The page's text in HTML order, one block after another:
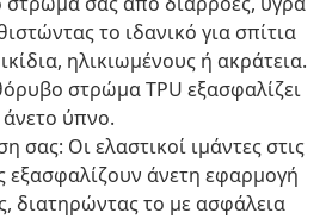
το ιδανικό για σπίτια
ηλικιωμένους ή ακράτεια.
στρώμα TPU εξασφαλίζει
ύπνο.
σας: Οι ελαστικοί ιμάντες στις
εξασφαλίζουν άνετη εφαρμογή
διατηρώντας το με ασφάλεια